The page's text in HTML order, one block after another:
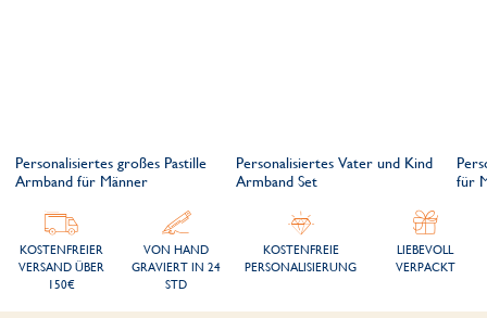
Personalisiertes großes Pastille
Armband für Männer
Personalisiertes Vater und Kind
Armband Set
für
KOSTENFREIER
VERSAND ÜBER
150€
VON HAND
GRAVIERT IN 24
STD
KOSTENFREIE
PERSONALISIERUNG
LIEBEVOLL
VERPACKT